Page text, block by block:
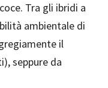
Tra gli ibridi a
ambientale di
il
seppure da